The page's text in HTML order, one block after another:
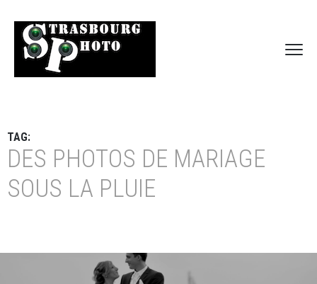
TAG:
DES PHOTOS DE MARIAGE
SOUS LA PLUIE